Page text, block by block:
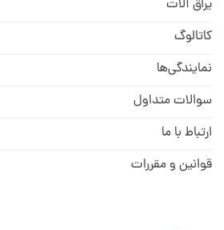
یراق آلات
کاتالوگ
نمایندگی‌ها
سوالات متداول
ارتباط با ما
قوانین و مقررات